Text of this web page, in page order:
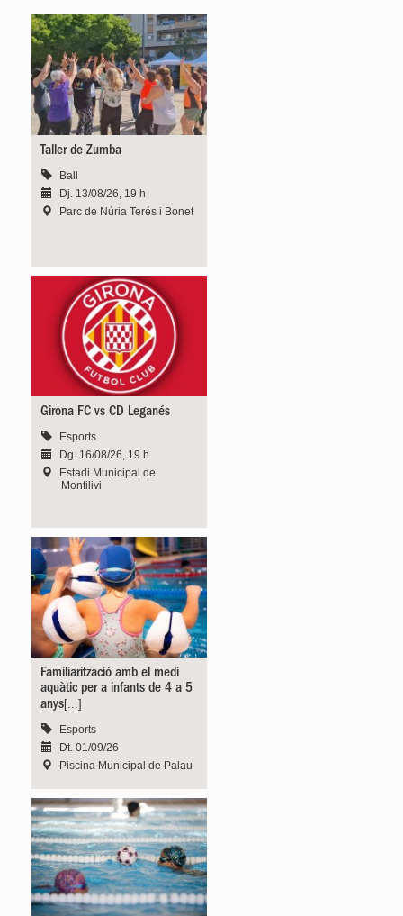
Taller de Zumba
Ball
Dj. 13/08/26, 19 h
Parc de Núria Terés i Bonet
Girona FC vs CD Leganés
Esports
Dg. 16/08/26, 19 h
Estadi Municipal de
Montilivi
Familiarització amb el medi
aquàtic per a infants de 4 a 5
anys[...]
Esports
Dt. 01/09/26
Piscina Municipal de Palau